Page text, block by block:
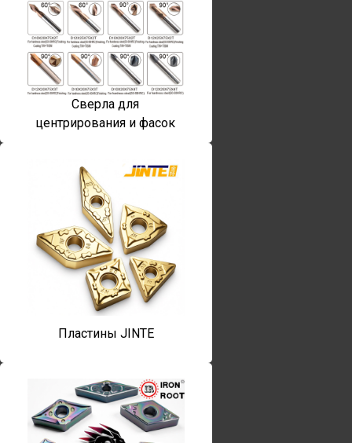
Сверла для
центрирования и фасок
Пластины JINTE